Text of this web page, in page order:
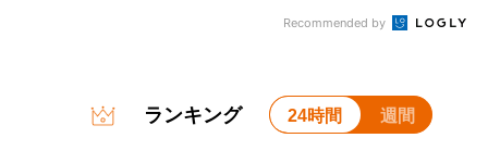
Recommended by
ランキング 24時間 週間